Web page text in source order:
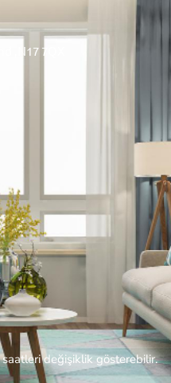
,N17 7QX
değişiklik gösterebilir.